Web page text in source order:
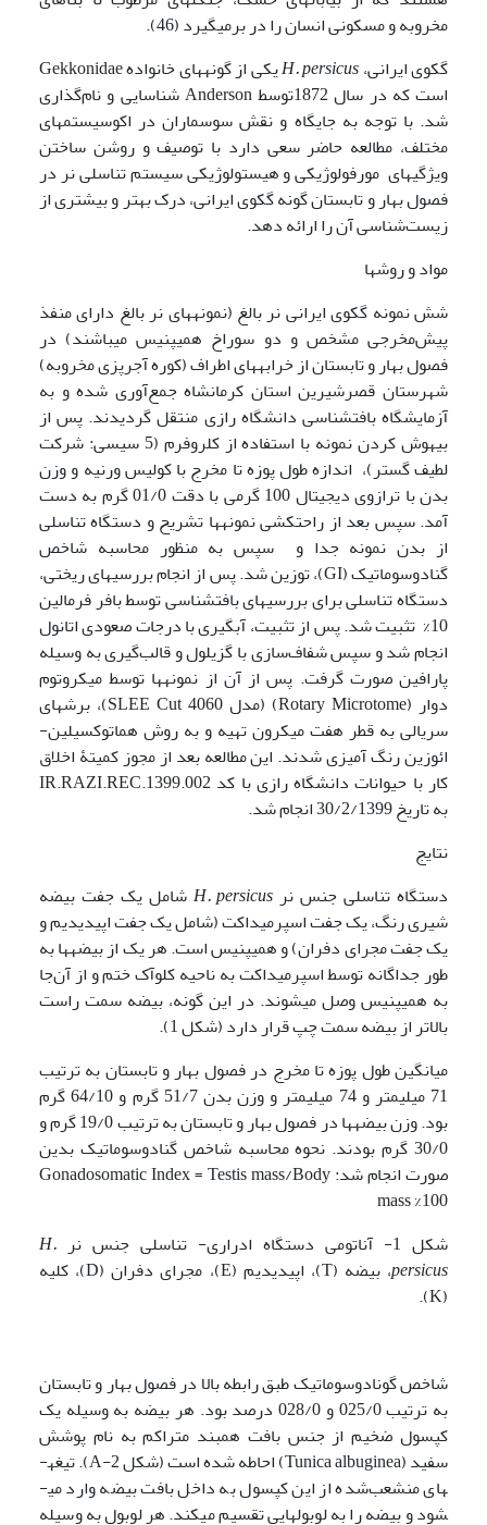
مخروبه و مسکونی انسان را در برمی­گیرد (46).
گکوی ایرانی،H. persicus
یکی از گونه­های خانواده Gekkonidae
است که در سال 1872توسط Anderson شناسایی و نام‌گذاری
شد. با توجه به جایگاه و نقش سوسماران در اکوسیستم­های
مختلف، مطالعه حاضر سعی دارد با توصیف و روشن ساختن
ویژگی­های مورفولوژیکی و هیستولوژیکی سیستم تناسلی نر در
فصول بهار و تابستان گونه گکوی ایرانی، درک بهتر و بیشتری از
زیست‌شناسی آن را ارائه دهد.
مواد و روشها
شش نمونه گکوی ایرانی نر بالغ (نمونه­های نر بالغ دارای منفذ
پیش‌مخرجی مشخص و دو سوراخ همی­پنیس می­باشند) در
فصول بهار و تابستان از خرابه­های اطراف (کوره آجر‌پزی مخروبه)
شهرستان قصر‌شیرین استان کرمانشاه جمع‌آوری شده و به
آزمایشگاه بافت­شناسی دانشگاه رازی منتقل گردیدند. پس از
بیهوش کردن نمونه با استفاده از کلروفرم (5 سی­سی: شرکت
لطیف گستر)، اندازه طول پوزه تا مخرج با کولیس ورنیه و وزن
بدن با ترازوی دیجیتال 100 گرمی با دقت 01/0 گرم به دست
آمد. سپس بعد از راحت­کشی نمونه­ها تشریح و دستگاه تناسلی
از بدن نمونه جدا و سپس به منظور محاسبه شاخص
گنادوسوماتیک (GI)، توزین شد. پس از انجام بررسی­های ریختی،
دستگاه تناسلی برای بررسی­های بافت­شناسی توسط بافر فرمالین
10% تثبیت شد. پس از تثبیت، آبگیری با درجات صعودی اتانول
انجام شد و سپس شفاف‌سازی با گزیلول و قالب‌گیری به وسیله
پارافین صورت گرفت. پس از آن از نمونه­ها توسط میکروتوم
دوار (Rotary Microtome) (مدل SLEE Cut 4060)، برش­های
سریالی به قطر هفت میکرون تهیه و به روش هماتوکسیلین-
ائوزین رنگ آمیزی شدند. این مطالعه بعد از مجوز کمیتۀ اخلاق
کار با حیوانات دانشگاه رازی با کد IR.RAZI.REC.1399.002
به تاریخ 30/2/1399 انجام شد.
نتایج
دستگاه تناسلی جنس نر H. persicus شامل یک جفت بیضه
شیری رنگ، یک جفت اسپرمیداکت (شامل یک جفت اپیدیدیم و
یک جفت مجرای دفران) و همی­پنیس است. هر یک از بیضه­ها به
طور جداگانه توسط اسپرمیداکت به ناحیه کلوآک ختم و از آن‌جا
به همی­پنیس وصل می­شوند. در این گونه، بیضه سمت راست
بالاتر از بیضه سمت چپ قرار دارد (شکل 1).
میانگین طول پوزه تا مخرج در فصول بهار و تابستان به ترتیب
71 میلی­متر و 74 میلی­متر و وزن بدن 51/7 گرم و 64/10 گرم
بود. وزن بیضه­ها در فصول بهار و تابستان به ترتیب 19/0 گرم و
30/0 گرم بودند. نحوه محاسبه شاخص گنادوسوماتیک بدین
صورت انجام شد: Gonadosomatic Index = Testis mass/Body
mass %100
شکل 1- آناتومی دستگاه ادراری- تناسلی جنس نر
H.
persicus
، بیضه (T)، اپیدیدیم (E)، مجرای دفران (D)، کلیه
(K).
شاخص گونادوسوماتیک طبق رابطه بالا در فصول بهار و تابستان
به ترتیب 025/0 و 028/0 درصد بود. هر بیضه به وسیله یک
کپسول ضخیم از جنس بافت همبند متراکم به نام پوشش
سفید (Tunica albuginea) احاطه شده است (شکل 2-A). تیغه­
های منشعب‌شده از این کپسول به داخل بافت بیضه وارد می­
شود و بیضه را به لوبول­هایی تقسیم می­کند. هر لوبول به وسیله